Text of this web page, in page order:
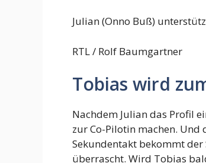
Julian (Onno Buß)
RTL / Rolf Baumgartner
Tobias wird
Nachdem Julian das Profil
zur Co-Pilotin machen.
Sekundentakt bekommt der
überrascht. Wird Tobias